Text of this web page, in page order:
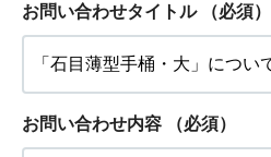
お問い合わせタイトル （必須）
お問い合わせ内容 （必須）